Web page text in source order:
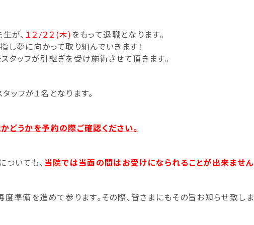
が、 １２/２２(木) をもって退職となります。
夢に向かって取り組んでいきます！
タッフが引継ぎを受け施術させて頂きます。
ッフが１名となります。
どうかを予約の際ご確認ください。
いても、 当院では当面の間はお受けになられることが出来ません
準備を進めて参ります。その際、皆さまにもその旨お知らせ致しま